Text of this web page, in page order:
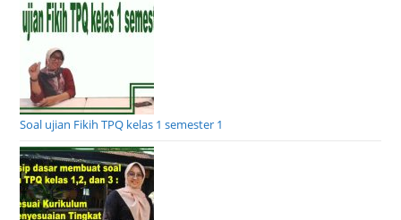
Soal ujian Fikih TPQ kelas 1 semester 1